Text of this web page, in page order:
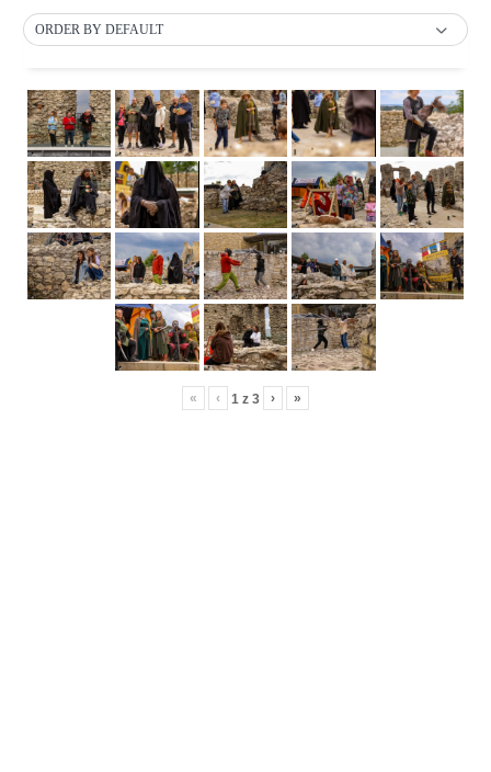
ORDER BY DEFAULT
« ‹ 1 z 3 › »